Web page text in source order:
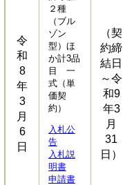
令
和
8
年
3
月
6
日
２種
（ブル
ゾン
型）ほ
か計3品
目 一
式（単
価契
約）
入札公
告
入札説
明書
申請書
（契
約締
結日
～令
和9
年3
月
31
日）